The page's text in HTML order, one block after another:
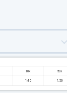
10k 50k
1.45 1.50